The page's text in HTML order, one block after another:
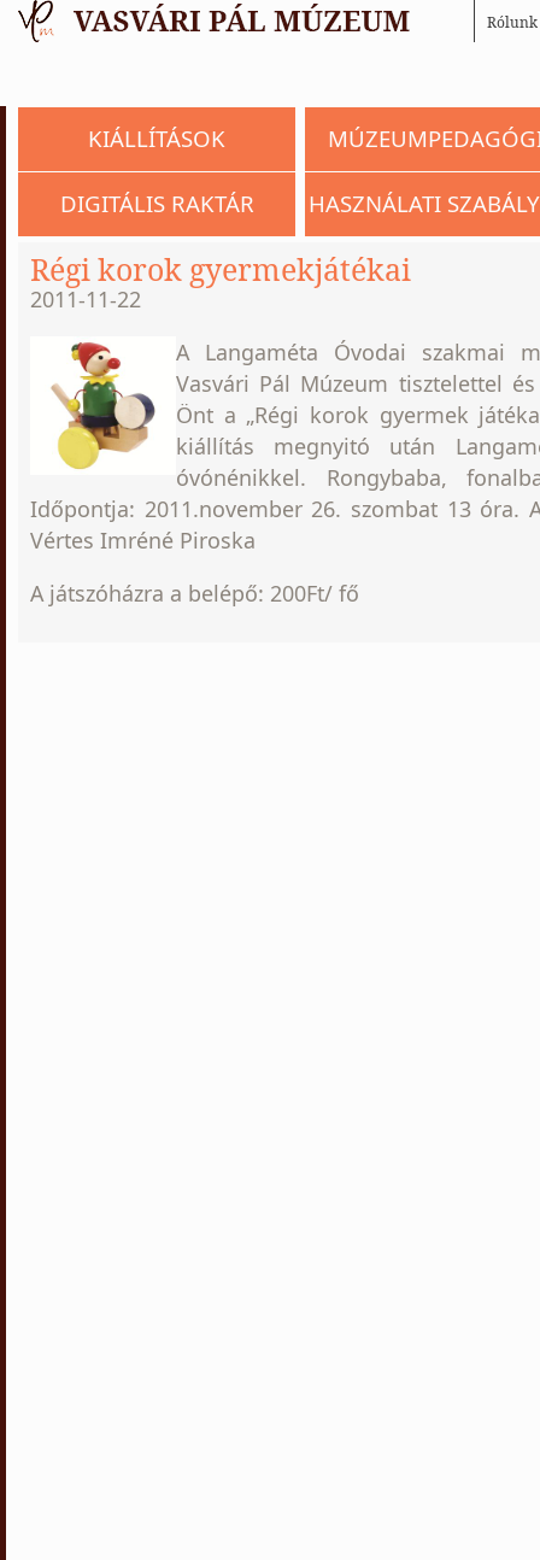
Rólunk
KIÁLLÍTÁSOK
DIGITÁLIS RAKTÁR HASZNÁLATI
Régi korok gyermekjátékai
2011-11-22
A Langaméta Óvodai szakmai
Vasvári Pál Múzeum tisztelettel
Önt a „Régi korok gyermek
kiállítás megnyitó után
óvónénikkel. Rongybaba,
Időpontja: 2011.november 26. szombat 13 óra.
Vértes Imréné Piroska
A játszóházra a belépő: 200Ft/ fő